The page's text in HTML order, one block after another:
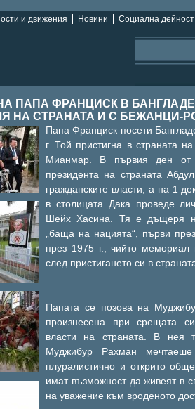
и движения Новини Социална дейност
ПАПА ФРАНЦИСК В
НА СТРАНАТА И С БЕЖАНЦИ-
Папа Франциск посети
г. Той пристигна в страната
Мианмар. В първия ден от
президента на страната
гражданските власти, а на 1
в столицата Дака проведе
Шейх Хасина. Тя е дъщеря
„баща на нацията“, първи
през 1975 г., чийто мемориал
след пристигането си в
Папата се позова на
произнесена при срещата
власти на страната. В нея
Муджибур Рахман
плуралистично и открито
имат възможност да живеят в
на уважение към вроденото